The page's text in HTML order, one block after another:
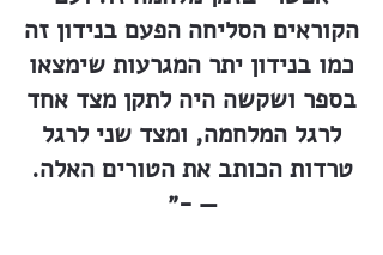
הקוראים הסליחה הפעם בנידון זה
כמו בנידון יתר המגרעות שימצאו
בספר ושקשה היה לתקן מצד אחד
לרגל המלחמה, ומצד שני לרגל
טרדות הכותב את הטורים האלה.
— -״